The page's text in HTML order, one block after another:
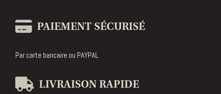
PAIEMENT SÉCURISÉ
Par carte bancaire ou PAYPAL
LIVRAISON RAPIDE